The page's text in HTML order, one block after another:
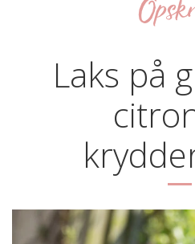
Laks på